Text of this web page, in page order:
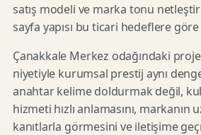
satış modeli ve marka tonu
sayfa yapısı bu ticari hedeflere göre
Çanakkale Merkez odağındaki
niyetiyle kurumsal prestij aynı
anahtar kelime doldurmak değil,
hizmeti hızlı anlamasını, markanın
kanıtlarla görmesini ve iletişime